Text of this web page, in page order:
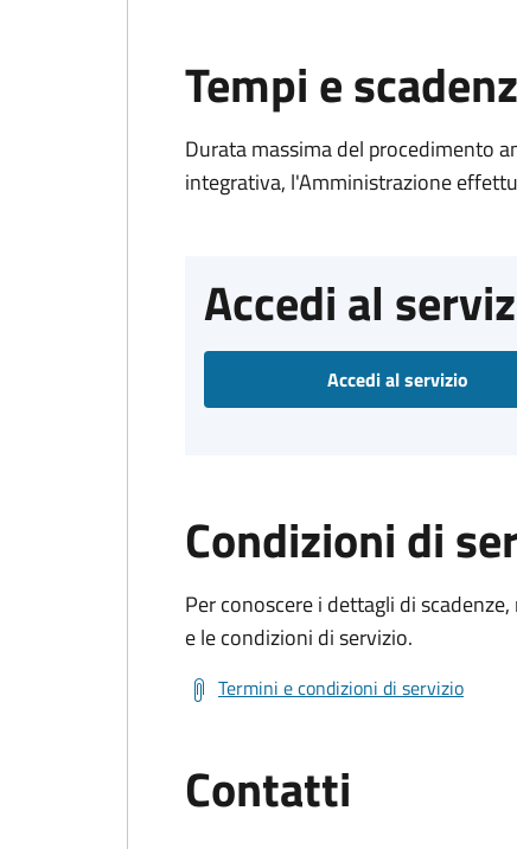
Tempi e
Durata massima del procedimento
integrativa, l'Amministrazione
Accedi al
Accedi al servizio
Condizioni di
Per conoscere i dettagli di
e le condizioni di servizio.
Termini e condizioni di servizio
Contatti